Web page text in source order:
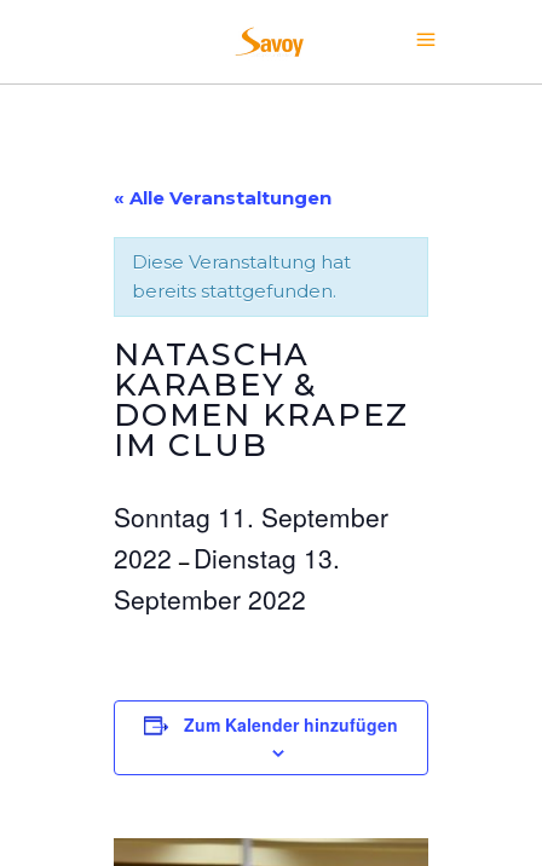
« Alle Veranstaltungen
Diese Veranstaltung hat
bereits stattgefunden.
NATASCHA
KARABEY &
DOMEN KRAPEZ
IM CLUB
Sonntag 11. September
2022–Dienstag 13.
September 2022
Zum Kalender hinzufügen